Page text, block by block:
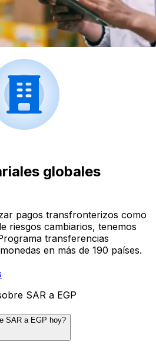
globales
pagos transfronterizos como
riesgos cambiarios, tenemos
transferencias
en más de 190 países.
SAR a EGP
SAR a EGP hoy?